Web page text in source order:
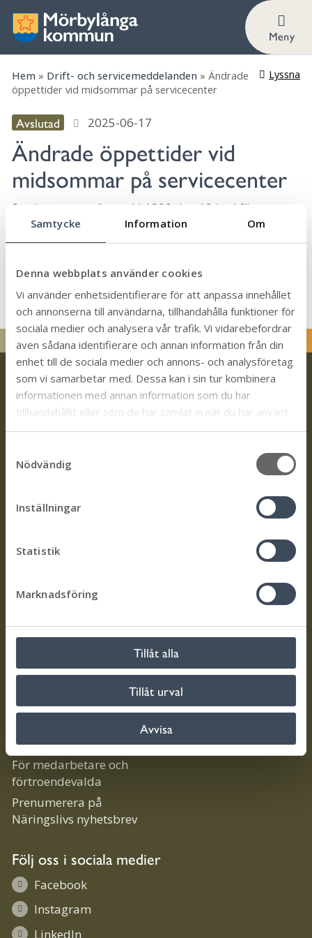
Samtycke Information Om
Denna webbplats använder cookies
Vi använder enhetsidentifierare för att anpassa innehållet
och annonserna till användarna, tillhandahålla funktioner för
sociala medier och analysera vår trafik. Vi vidarebefordrar
även sådana identifierare och annan information från din
enhet till de sociala medier och annons- och analysföretag
som vi samarbetar med. Dessa kan i sin tur kombinera
informationen med annan information som du har
tillhandahållit eller som de har samlat in när du har använt
deras tjänster.
Nödvändig
Inställningar
Statistik
Marknadsföring
Tillåt alla
Tillåt urval
Avvisa
Meny
Hem » Drift- och servicemeddelanden » Ändrade
öppettider vid midsommar på servicecenter
Lyssna
Avslutad 2025-06-17
Ändrade öppettider vid
midsommar på servicecenter
Servicecenter stänger kl 1200 den 19 juni för att
öppna igen kl 0800 den 23 juni.
Dela sidan:
Linke
dIn
Face
book
Twit
ter
Skriv
ut
Trollhättevägen 4
010-354 70 00
Org.nr:212000-0704
Information
Mina sidor
Lediga jobb
Lämna en synpunkt
Fakturera kommunen
För medarbetare och
förtroendevalda
Prenumerera på
Näringslivs nyhetsbrev
Lättläst
Om webbplatsen
GDPR
morbylanga.se
Följ oss i sociala medier
Facebook
Instagram
LinkedIn